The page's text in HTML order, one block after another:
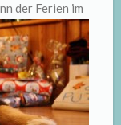
der Ferien im